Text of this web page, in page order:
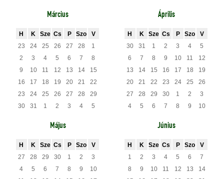
Március
H K Sze Cs P Szo
V
23
24 25 26 27 28
1
2
3 4 5 6 7
8
9
10 11 12 13 14
15
16
17 18 19 20 21
22
23
24 25 26 27 28
29
30
31 1 2 3 4 5
Április
H K Sze Cs P Szo
V
30
31 1 2 3 4
5
6
7 8 9 10 11
12
13
14 15 16 17 18
19
20
21 22 23 24 25
26
27
28 29 30 1 2
3
4
5 6 7 8 9 10
Május
H K Sze Cs P Szo
V
27
28 29 30 1 2
3
4
5 6 7 8 9
10
Június
H K Sze Cs P Szo
V
1
2 3 4 5 6
7
8
9 10 11 12 13
14